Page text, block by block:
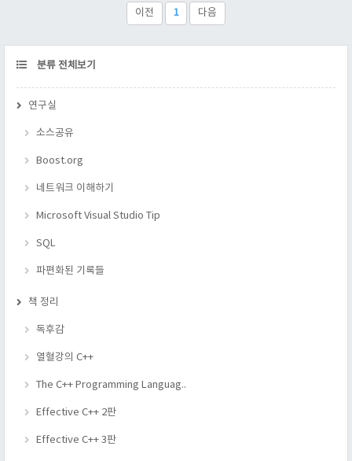
다 http://dev.mysql.com/downloads/connector/
http://dev.mysql.com..
이전 1 다음
CATEGORY
분류 전체보기
연구실
소스공유
Boost.org
네트워크 이해하기
Microsoft Visual Studio Tip
SQL
파편화된 기록들
책 정리
독후감
열혈강의 C++
The C++ Programming Languag..
Effective C++ 2판
Effective C++ 3판